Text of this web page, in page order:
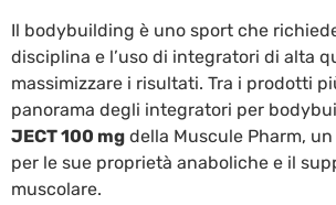
Il bodybuilding è uno sport che
disciplina e l’uso di integratori di alta
massimizzare i risultati. Tra i prodotti
panorama degli integratori per
JECT 100 mg della Muscule Pharm,
per le sue proprietà anaboliche e il
muscolare.